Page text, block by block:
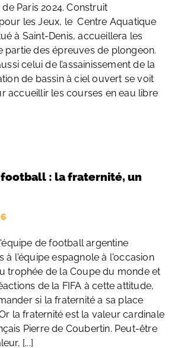
de Paris 2024. Construit
les Jeux, le Centre Aquatique
à Saint-Denis, accueillera les
partie des épreuves de plongeon.
celui de l’assainissement de la
de bassin à ciel ouvert se voit
accueillir les courses en eau libre
: la fraternité, un
de football argentine
à l'équipe espagnole à l'occasion
trophée de la Coupe du monde et
de la FIFA à cette attitude,
si la fraternité a sa place
la fraternité est la valeur cardinale
Pierre de Coubertin. Peut-être
[...]